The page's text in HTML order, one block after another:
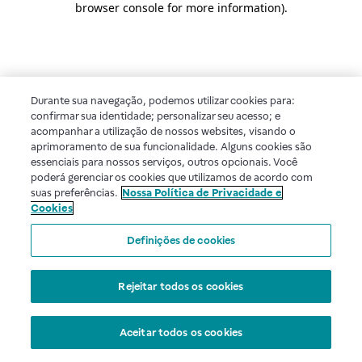
browser console for more information).
Durante sua navegação, podemos utilizar cookies para:
confirmar sua identidade; personalizar seu acesso; e
acompanhar a utilização de nossos websites, visando o
aprimoramento de sua funcionalidade. Alguns cookies são
essenciais para nossos serviços, outros opcionais. Você
poderá gerenciar os cookies que utilizamos de acordo com
suas preferências. Nossa Política de Privacidade e
Cookies
Definições de cookies
Rejeitar todos os cookies
Aceitar todos os cookies